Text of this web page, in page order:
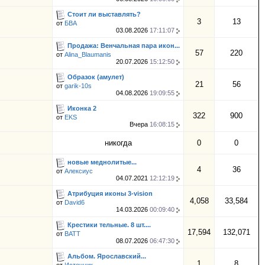
Стоит ли выставлять?
от БВА
03.08.2026 17:11:07
3 13
Продажа: Венчальная пара икон...
от Alina_Blaumanis
20.07.2026 15:12:50
57 220
Образок (амулет)
от garik-10s
04.08.2026 19:09:55
21 56
Иконка 2
от EKS
Вчера 16:08:15
322 900
никогда 0 0
новые меднолитые...
от Алексиус
04.07.2021 12:12:19
4 36
Атрибуция иконы 3-vision
от David6
14.03.2026 00:09:40
4,058 33,584
Крестики тельные. 8 шт....
от BATT
08.07.2026 06:47:30
17,594 132,071
Альбом. Ярославский...